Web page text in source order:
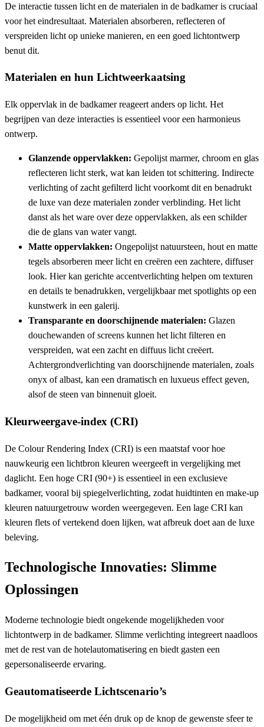
De interactie tussen licht en de materialen in de badkamer is cruciaal
voor het eindresultaat. Materialen absorberen, reflecteren of
verspreiden licht op unieke manieren, en een goed lichtontwerp
benut dit.
Materialen en hun Lichtweerkaatsing
Elk oppervlak in de badkamer reageert anders op licht. Het
begrijpen van deze interacties is essentieel voor een harmonieus
ontwerp.
Glanzende oppervlakken: Gepolijst marmer, chroom en glas
reflecteren licht sterk, wat kan leiden tot schittering. Indirecte
verlichting of zacht gefilterd licht voorkomt dit en benadrukt
de luxe van deze materialen zonder verblinding. Het licht
danst als het ware over deze oppervlakken, als een schilder
die de glans van water vangt.
Matte oppervlakken: Ongepolijst natuursteen, hout en matte
tegels absorberen meer licht en creëren een zachtere, diffuser
look. Hier kan gerichte accentverlichting helpen om texturen
en details te benadrukken, vergelijkbaar met spotlights op een
kunstwerk in een galerij.
Transparante en doorschijnende materialen: Glazen
douchewanden of screens kunnen het licht filteren en
verspreiden, wat een zacht en diffuus licht creëert.
Achtergrondverlichting van doorschijnende materialen, zoals
onyx of albast, kan een dramatisch en luxueus effect geven,
alsof de steen van binnenuit gloeit.
Kleurweergave-index (CRI)
De Colour Rendering Index (CRI) is een maatstaf voor hoe
nauwkeurig een lichtbron kleuren weergeeft in vergelijking met
daglicht. Een hoge CRI (90+) is essentieel in een exclusieve
badkamer, vooral bij spiegelverlichting, zodat huidtinten en make-up
kleuren natuurgetrouw worden weergegeven. Een lage CRI kan
kleuren flets of vertekend doen lijken, wat afbreuk doet aan de luxe
beleving.
Technologische Innovaties: Slimme
Oplossingen
Moderne technologie biedt ongekende mogelijkheden voor
lichtontwerp in de badkamer. Slimme verlichting integreert naadloos
met de rest van de hotelautomatisering en biedt gasten een
gepersonaliseerde ervaring.
Geautomatiseerde Lichtscenario’s
De mogelijkheid om met één druk op de knop de gewenste sfeer te